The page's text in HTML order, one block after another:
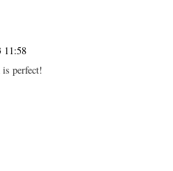
11:58
perfect!